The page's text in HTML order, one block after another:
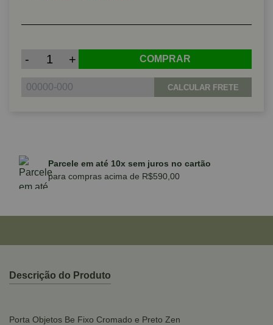
- + COMPRAR
CALCULAR FRETE
Parcele em até 10x sem juros no cartão
para compras acima de R$590,00
Descrição do Produto
Porta Objetos Be Fixo Cromado e Preto Zen